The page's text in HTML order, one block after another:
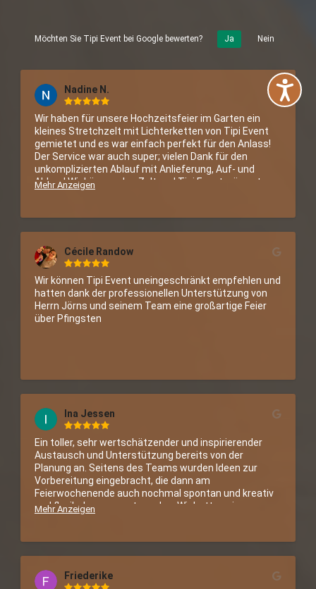
Möchten Sie Tipi Event bei Google bewerten? Ja Nein
Nadine N.
Wir haben für unsere Hochzeitsfeier im Garten ein
kleines Stretchzelt mit Lichterketten von Tipi Event
gemietet und es war einfach perfekt für den Anlass!
Der Service war auch super; vielen Dank für den
unkomplizierten Ablauf mit Anlieferung, Auf- und
Abbau! Wir können das Zelt und Tipi Event wärmstens
Mehr Anzeigen
Cécile Randow
Wir können Tipi Event uneingeschränkt empfehlen und
hatten dank der professionellen Unterstützung von
Herrn Jörns und seinem Team eine großartige Feier
über Pfingsten
Ina Jessen
Ein toller, sehr wertschätzender und inspirierender
Austausch und Unterstützung bereits von der
Planung an. Seitens des Teams wurden Ideen zur
Vorbereitung eingebracht, die dann am
Feierwochenende auch nochmal spontan und kreativ
und flexibel angepasst wurden. Wir hatten ein
früh bis spät in die Nacht hinein immer wieder von
Gästen aufgesucht wurde zum Entspannen, Feiern
und Klönen. Wir empfehlen das Team und ihre Zelte
wärmstens!
Mehr Anzeigen
Friederike